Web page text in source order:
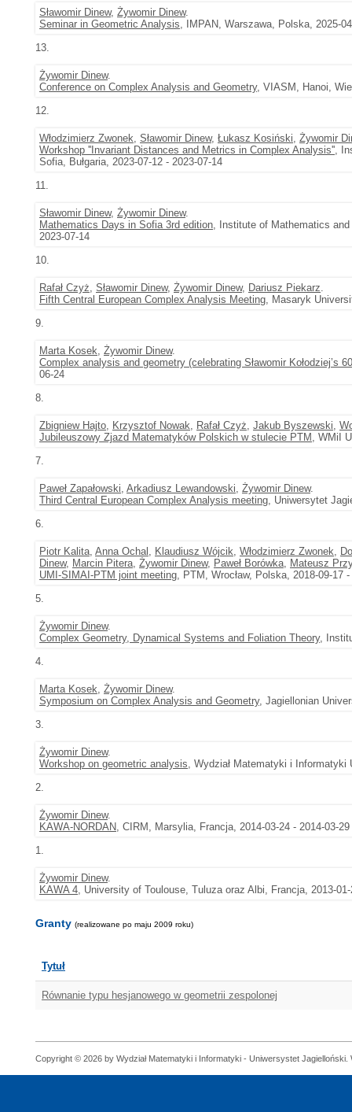
Sławomir Dinew, Żywomir Dinew.
Seminar in Geometric Analysis, IMPAN, Warszawa, Polska, 2025-
13.
Żywomir Dinew.
Conference on Complex Analysis and Geometry, VIASM, Hanoi,
12.
Włodzimierz Zwonek, Sławomir Dinew, Łukasz Kosiński, Żywomir
Workshop ''Invariant Distances and Metrics in Complex Analysis'',
Sofia, Bułgaria, 2023-07-12 - 2023-07-14
11.
Sławomir Dinew, Żywomir Dinew.
Mathematics Days in Sofia 3rd edition, Institute of Mathematics
2023-07-14
10.
Rafał Czyż, Sławomir Dinew, Żywomir Dinew, Dariusz Piekarz.
Fifth Central European Complex Analysis Meeting, Masaryk
9.
Marta Kosek, Żywomir Dinew.
Complex analysis and geometry (celebrating Sławomir Kołodziej’s
06-24
8.
Zbigniew Hajto, Krzysztof Nowak, Rafał Czyż, Jakub Byszewski,
Jubileuszowy Zjazd Matematyków Polskich w stulecie PTM , WMiI
7.
Paweł Zapałowski, Arkadiusz Lewandowski, Żywomir Dinew.
Third Central European Complex Analysis meeting, Uniwersytet
6.
Piotr Kalita, Anna Ochal , Klaudiusz Wójcik, Włodzimierz Zwonek,
Dinew, Marcin Pitera, Żywomir Dinew, Paweł Borówka, Mateusz
UMI-SIMAI-PTM joint meeting, PTM, Wrocław, Polska, 2018-09-17
5.
Żywomir Dinew.
Complex Geometry, Dynamical Systems and Foliation Theory,
4.
Marta Kosek, Żywomir Dinew.
Symposium on Complex Analysis and Geometry, Jagiellonian
3.
Żywomir Dinew.
Workshop on geometric analysis, Wydział Matematyki i Informatyki
2.
Żywomir Dinew.
KAWA-NORDAN, CIRM, Marsylia, Francja, 2014-03-24 - 2014-03-29
1.
Żywomir Dinew.
KAWA 4, University of Toulouse, Tuluza oraz Albi, Francja, 2013-
Granty (realizowane po maju 2009 roku)
Tytuł
Równanie typu hesjanowego w geometrii zespolonej
Copyright © 2026 by Wydział Matematyki i Informatyki - Uniwersystet